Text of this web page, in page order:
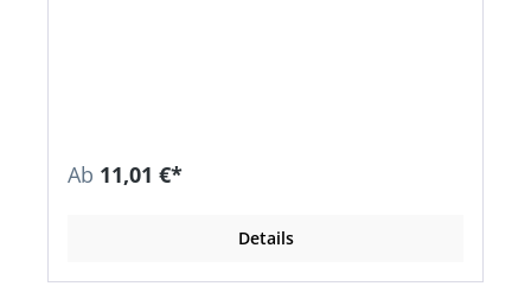
Ab 11,01 €*
Details